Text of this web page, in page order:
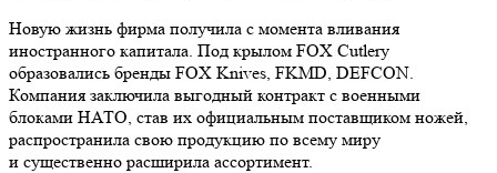
Новую жизнь фирма получила с момента вливания
иностранного капитала. Под крылом FOX Cutlery
образовались бренды FOX Knives, FKMD, DEFCON.
Компания заключила выгодный контракт с военными
блоками НАТО, став их официальным поставщиком ножей,
распространила свою продукцию по всему миру
и существенно расширила ассортимент.